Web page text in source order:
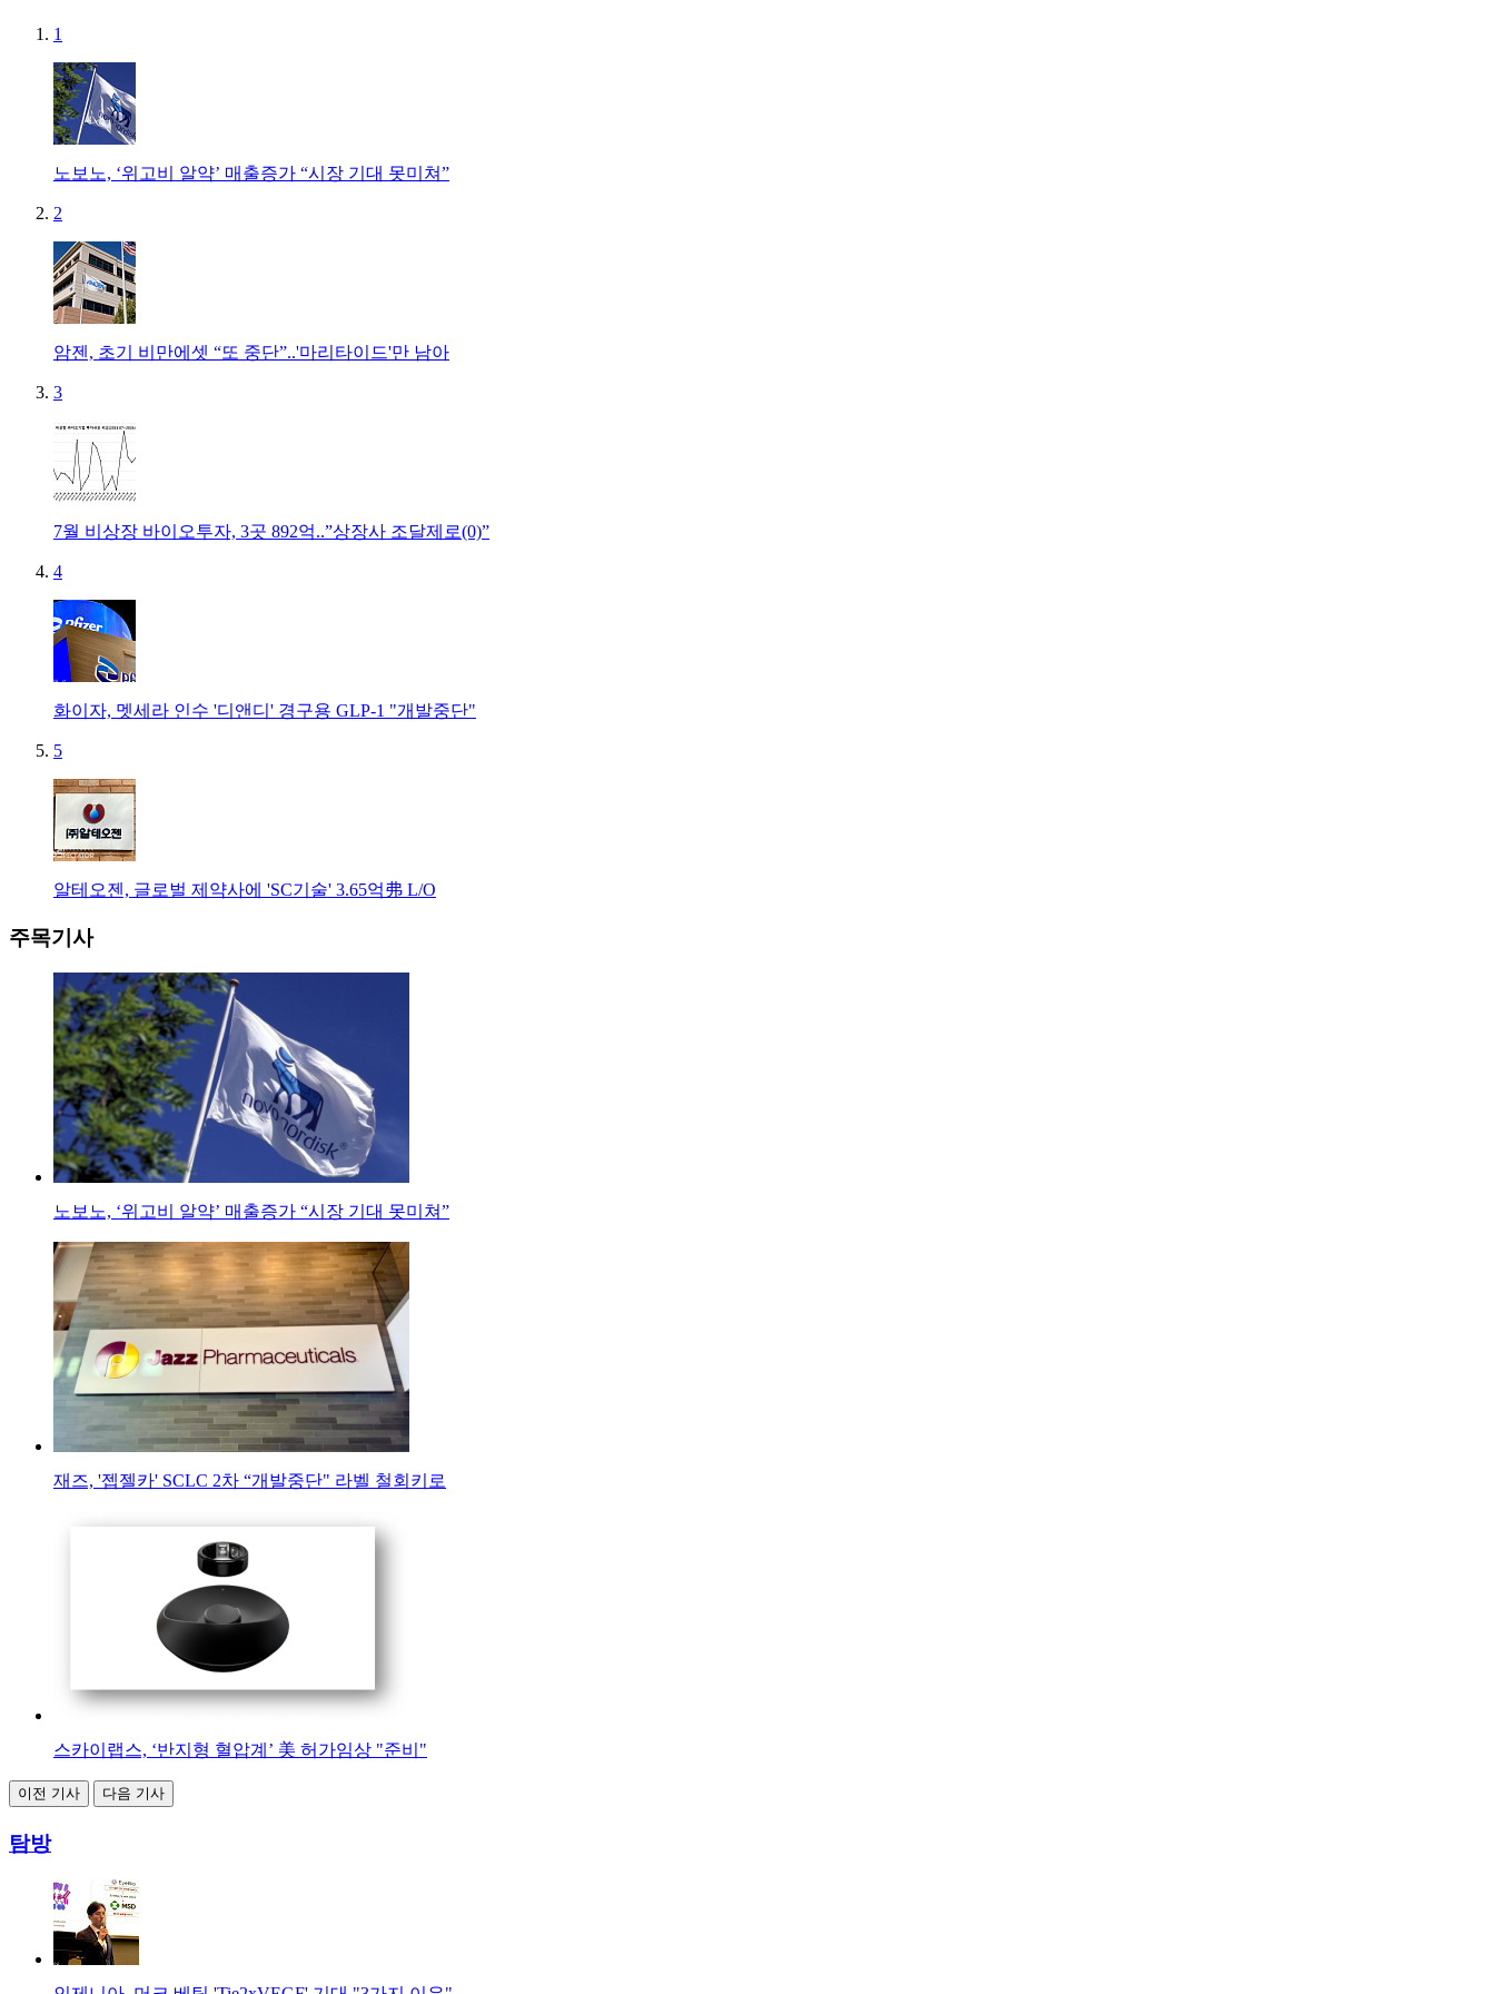
1
노보노, ‘위고비 알약’ 매출증가 “시장 기대 못미쳐”
2
암젠, 초기 비만에셋 “또 중단”..'마리타이드'만 남아
3
7월 비상장 바이오투자, 3곳 892억..”상장사 조달제로(0)”
4
화이자, 멧세라 인수 '디앤디' 경구용 GLP-1 "개발중단"
5
알테오젠, 글로벌 제약사에 'SC기술' 3.65억弗 L/O
주목기사
노보노, ‘위고비 알약’ 매출증가 “시장 기대 못미쳐”
재즈, '젭젤카' SCLC 2차 “개발중단" 라벨 철회키로
스카이랩스, ‘반지형 혈압계’ 美 허가임상 "준비"
이전 기사 다음 기사
탐방